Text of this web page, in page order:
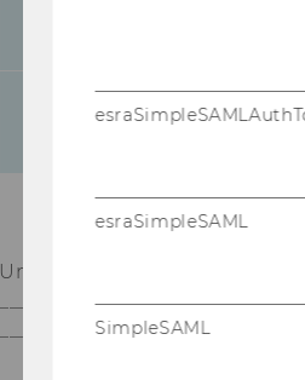
FoEE Bioeconomy LF
Univ.Prof. Dr. Edel­traud
_____________
esraSimpleSAML
SimpleSAML